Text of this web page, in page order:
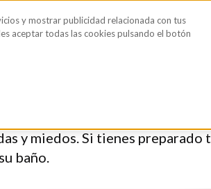
íntimaBlog
bebé: guía
y miedos. Si tienes
baño.
y mostrar publicidad relacionada con tus
aceptar todas las cookies pulsando el botón